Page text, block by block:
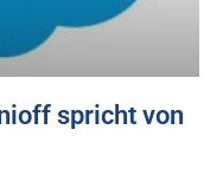
spricht von